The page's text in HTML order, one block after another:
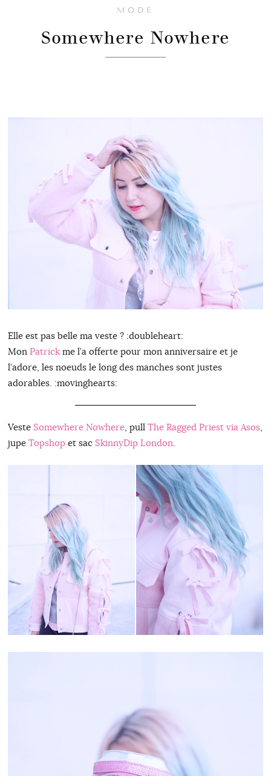
MODE
Somewhere Nowhere
Elle est pas belle ma veste ? :doubleheart:
Mon Patrickme l’a offerte pour mon anniversaire et je
l’adore, les noeuds le long des manches sont justes
adorables. :movinghearts:
Veste Somewhere Nowhere, pull The Ragged Priest via Asos,
jupe Topshopet sac SkinnyDip London.